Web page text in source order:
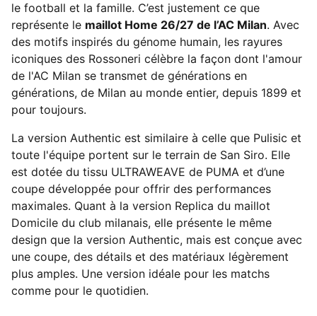
le football et la famille. C’est justement ce que
représente le maillot Home 26/27 de l’AC Milan. Avec
des motifs inspirés du génome humain, les rayures
iconiques des Rossoneri célèbre la façon dont l'amour
de l'AC Milan se transmet de générations en
générations, de Milan au monde entier, depuis 1899 et
pour toujours.
La version Authentic est similaire à celle que Pulisic et
toute l'équipe portent sur le terrain de San Siro. Elle
est dotée du tissu ULTRAWEAVE de PUMA et d’une
coupe développée pour offrir des performances
maximales. Quant à la version Replica du maillot
Domicile du club milanais, elle présente le même
design que la version Authentic, mais est conçue avec
une coupe, des détails et des matériaux légèrement
plus amples. Une version idéale pour les matchs
comme pour le quotidien.